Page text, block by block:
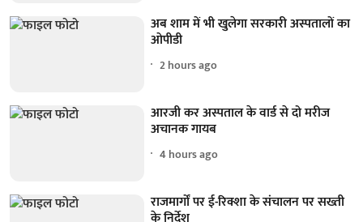
अब शाम में भी खुलेगा सरकारी अस्पतालों का
ओपीडी
2 hours ago
आरजी कर अस्पताल के वार्ड से दो मरीज
अचानक गायब
4 hours ago
राजमार्गों पर ई-रिक्शा के संचालन पर सख्ती